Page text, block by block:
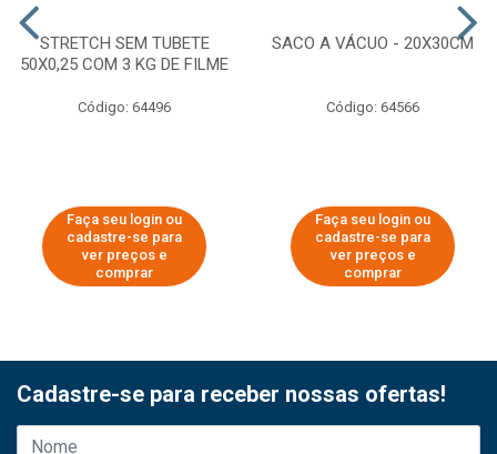
STRETCH SEM TUBETE
50X0,25 COM 3 KG DE FILME
Código: 64496
Faça seu login ou
cadastre-se para
ver preços e
comprar
SACO A VÁCUO - 20X30CM
Código: 64566
Faça seu login ou
cadastre-se para
ver preços e
comprar
Cadastre-se para receber nossas ofertas!